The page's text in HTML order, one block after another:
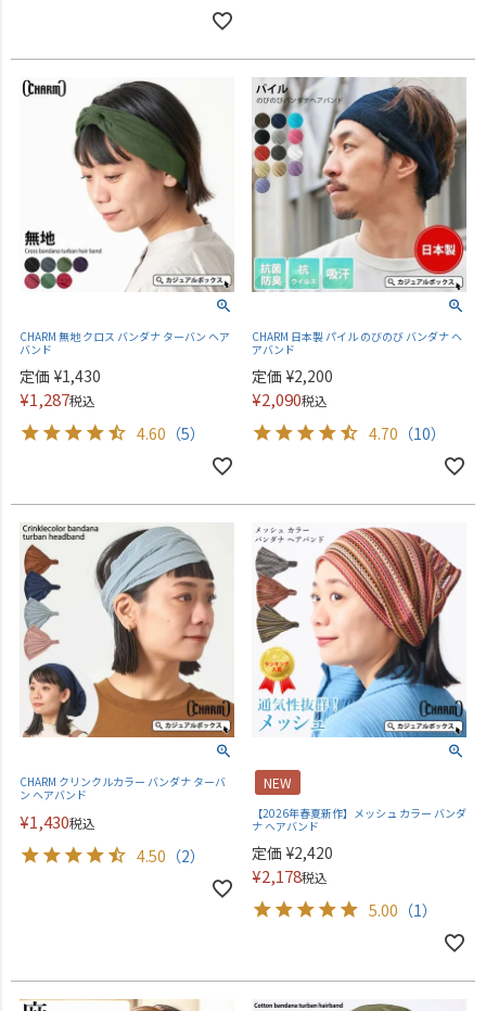
CHARM 無地 クロス バンダナ ターバン ヘア
バンド
定価 ¥1,430
¥1,287税込
4.60 （5）
CHARM 日本製 パイル のびのび バンダナ ヘ
アバンド
定価 ¥2,200
¥2,090税込
4.70 （10）
CHARM クリンクルカラー バンダナ ターバ
ン ヘアバンド
¥1,430税込
4.50 （2）
NEW
【2026年春夏新作】メッシュ カラー バンダ
ナ ヘアバンド
定価 ¥2,420
¥2,178税込
5.00 （1）